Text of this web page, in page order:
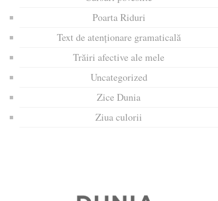
Poarta Riduri
Text de atenționare gramaticală
Trăiri afective ale mele
Uncategorized
Zice Dunia
Ziua culorii